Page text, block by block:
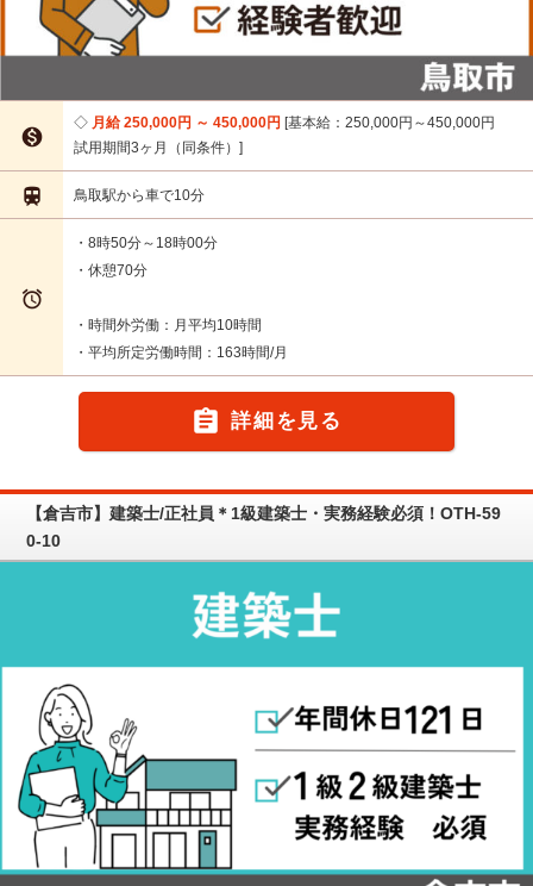

月給 250,000円 ～ 450,000円 基本給：250,000円～450,000円
試用期間3ヶ月（同条件）
 鳥取駅から車で10分

・8時50分～18時00分
・休憩70分
・時間外労働：月平均10時間
・平均所定労働時間：163時間/月
 詳細を見る
【倉吉市】建築士/正社員＊1級建築士・実務経験必須！OTH-59
0-10